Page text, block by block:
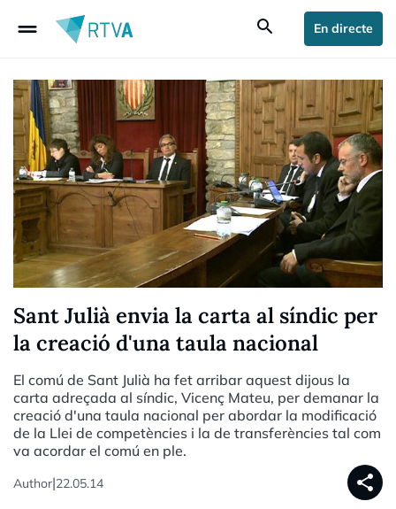
drag_handle search En directe
Sant Julià envia la carta al síndic per
la creació d'una taula nacional
El comú de Sant Julià ha fet arribar aquest dijous la
carta adreçada al síndic, Vicenç Mateu, per demanar la
creació d'una taula nacional per abordar la modificació
de la Llei de competències i la de transferències tal com
va acordar el comú en ple.
Author|22.05.14 share